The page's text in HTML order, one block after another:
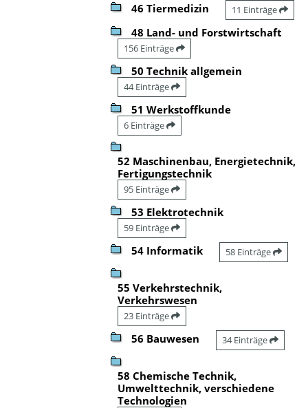
46 Tiermedizin 11 Einträge
48 Land- und Forstwirtschaft
156 Einträge
50 Technik allgemein
44 Einträge
51 Werkstoffkunde
6 Einträge
52 Maschinenbau, Energietechnik,
Fertigungstechnik
95 Einträge
53 Elektrotechnik
59 Einträge
54 Informatik 58 Einträge
55 Verkehrstechnik,
Verkehrswesen
23 Einträge
56 Bauwesen 34 Einträge
58 Chemische Technik,
Umwelttechnik, verschiedene
Technologien